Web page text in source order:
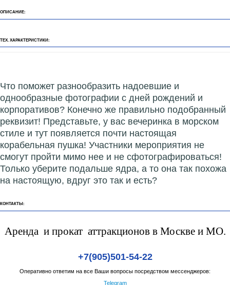
ОПИСАНИЕ:
ТЕХ. ХАРАКТЕРИСТИКИ:
Что поможет разнообразить надоевшие и
однообразные фотографии с дней рождений и
корпоративов? Конечно же правильно подобранный
реквизит! Представьте, у вас вечеринка в морском
стиле и тут появляется почти настоящая
корабельная пушка! Участники мероприятия не
смогут пройти мимо нее и не сфотографироваться!
Только уберите подальше ядра, а то она так похожа
на настоящую, вдруг это так и есть?
КОНТАКТЫ:
Аренда и прокат аттракционов в Москве и МО.
+7(905)501-54-22
Оперативно ответим на все Ваши вопросы посредством мессенджеров:
Telegram